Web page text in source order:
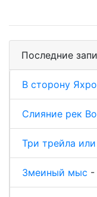
Последние
В сторону
Слияние рек
Три трейла
Змеиный мыс -